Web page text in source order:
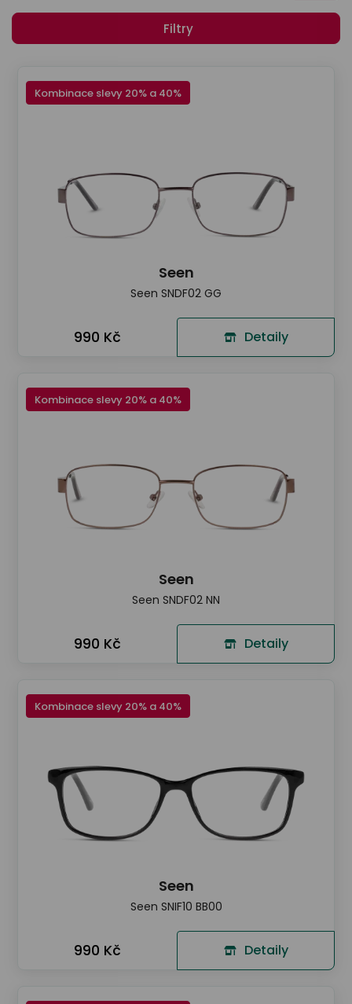
Přihlásit
brýle
Filtry
Kombinace slevy 20% a 40%
Seen
Seen SNDF02 GG
990 Kč Detaily
Kombinace slevy 20% a 40%
Seen
Seen SNDF02 NN
990 Kč Detaily
Kombinace slevy 20% a 40%
Seen
Seen SNIF10 BB00
990 Kč Detaily